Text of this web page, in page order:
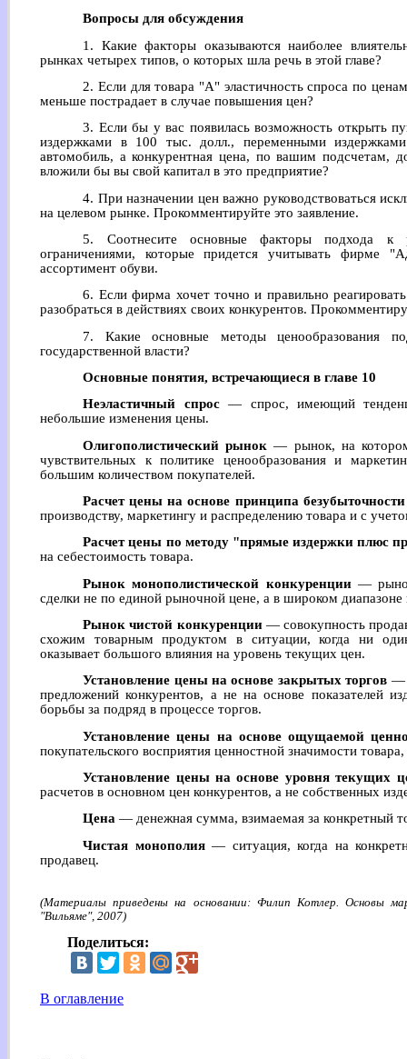
Вопросы для обсуждения
1. Какие факторы оказываются наиболее
рынках четырех типов, о которых шла речь в этой главе?
2. Если для товара "А" эластичность спроса по
меньше пострадает в случае повышения цен?
3. Если бы у вас появилась возможность открыть
издержками в 100 тыс. долл., переменными
автомобиль, а конкурентная цена, по вашим подсчетам,
вложили бы вы свой капитал в это предприятие?
4. При назначении цен важно руководствоваться
на целевом рынке. Прокомментируйте это заявление.
5. Соотнесите основные факторы подхода к
ограничениями, которые придется учитывать фирме
ассортимент обуви.
6. Если фирма хочет точно и правильно
разобраться в действиях своих конкурентов.
7. Какие основные методы ценообразования
государственной власти?
Основные понятия, встречающиеся в главе 10
Неэластичный спрос— спрос, имеющий
небольшие изменения цены.
Олигополистический рынок — рынок, на котором
чувствительных к политике ценообразования и
большим количеством покупателей.
Расчет цены на основе принципа безубыточности
производству, маркетингу и распределению товара и с
Расчет цены по методу "прямые издержки плюс
на себестоимость товара.
Рынок монополистической конкуренции— рынок
сделки не по единой рыночной цене, а в широком диапазоне
Рынок чистой конкуренции— совокупность
схожим товарным продуктом в ситуации, когда ни
оказывает большого влияния на уровень текущих цен.
Установление цены на основе закрытых торгов —
предложений конкурентов, а не на основе показателей
борьбы за подряд в процессе торгов.
Установление цены на основе ощущаемой
покупательского восприятия ценностной значимости
Установление цены на основе уровня текущих
расчетов в основном цен конкурентов, а не собственных
Цена — денежная сумма, взимаемая за конкретный
Чистая монополия— ситуация, когда на
продавец.
(Материалы приведены на основании: Филип Котлер. Основы
"Вильяме", 2007)
Поделиться:
В оглавление